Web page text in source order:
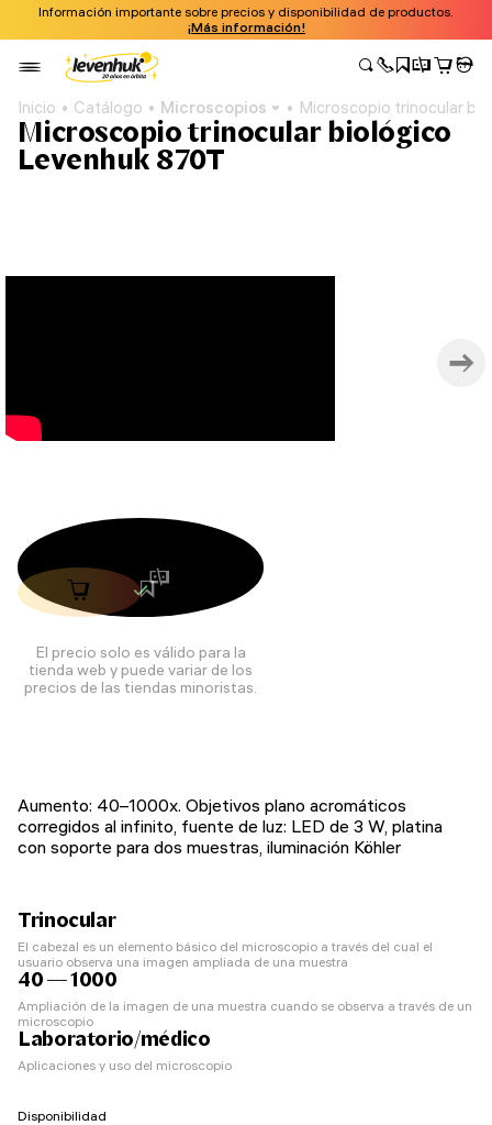
Información importante sobre precios y disponibilidad de productos.
¡Más información!
Inicio Catálogo Microscopios Microscopio trinocular
Microscopio trinocular biológico
Levenhuk 870T
El precio solo es válido para la
tienda web y puede variar de los
precios de las tiendas minoristas.
Aumento: 40–1000x. Objetivos plano acromáticos
corregidos al infinito, fuente de luz: LED de 3 W, platina
con soporte para dos muestras, iluminación Köhler
Trinocular
El cabezal es un elemento básico del microscopio a través del cual el
usuario observa una imagen ampliada de una muestra
40 — 1000
Ampliación de la imagen de una muestra cuando se observa a través de un
microscopio
Laboratorio/médico
Aplicaciones y uso del microscopio
Disponibilidad